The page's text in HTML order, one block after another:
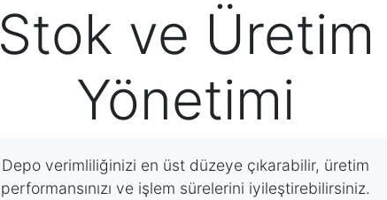
Stok ve Üretim
Yönetimi
Depo verimliliğinizi en üst düzeye çıkarabilir, üretim
performansınızı ve işlem sürelerini iyileştirebilirsiniz.